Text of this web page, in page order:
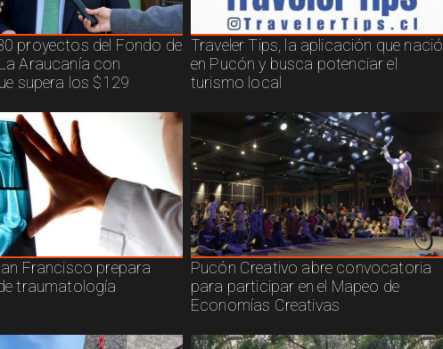
proyectos del Fondo de
Araucanía con
supera los $129
Traveler Tips, la aplicación que nació
en Pucón y busca potenciar el
turismo local
Francisco prepara
traumatología
Pucón Creativo abre convocatoria
para participar en el Mapeo de
Economías Creativas